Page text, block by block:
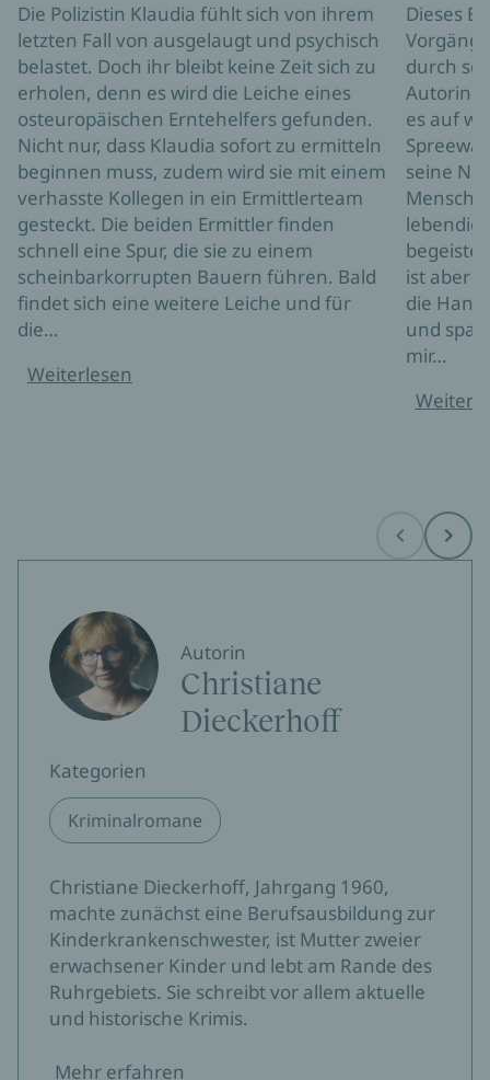
Die Polizistin Klaudia fühlt sich von ihrem
letzten Fall von ausgelaugt und psychisch
belastet. Doch ihr bleibt keine Zeit sich zu
erholen, denn es wird die Leiche eines
osteuropäischen Erntehelfers gefunden.
Nicht nur, dass Klaudia sofort zu ermitteln
beginnen muss, zudem wird sie mit einem
verhasste Kollegen in ein Ermittlerteam
gesteckt. Die beiden Ermittler finden
schnell eine Spur, die sie zu einem
scheinbarkorrupten Bauern führen. Bald
findet sich eine weitere Leiche und für
die…
Weiterlesen
Dieses
durch
Autorin
es auf
seine
lebendig
ist aber
die
und
mir…
Before Next
Autorin
Christiane
Dieckerhoff
Kategorien
Kriminalromane
Christiane Dieckerhoff, Jahrgang 1960,
machte zunächst eine Berufsausbildung zur
Kinderkrankenschwester, ist Mutter zweier
erwachsener Kinder und lebt am Rande des
Ruhrgebiets. Sie schreibt vor allem aktuelle
und historische Krimis.
Mehr erfahren